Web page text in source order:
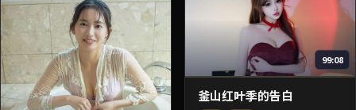
99:08
釜山红叶季的告白